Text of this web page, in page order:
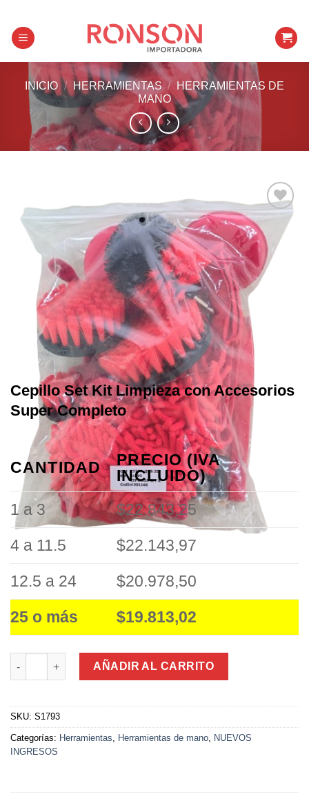
content
INICIO / HERRAMIENTAS /
HERRAMIENTAS DE
MANO
Añadir a
favoritos
Cepillo Set Kit Limpieza con Accesorios
Super Completo
CANTIDAD
PRECIO (IVA
INCLUIDO)
1 a 3
$22.843,25
4 a 11.5 $22.143,97
12.5 a 24 $20.978,50
25 o más $19.813,02
Cepillo Set Kit Limpieza con Accesorios Super Completo
AÑADIR AL CARRITO
SKU: S1793
Categorías: Herramientas Herramientas de mano
NUEVOS
INGRESOS